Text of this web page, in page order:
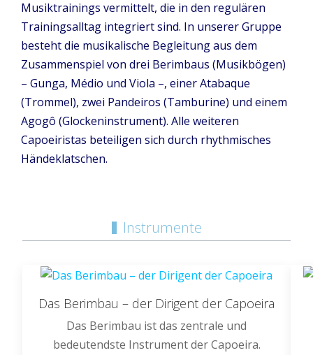
Musiktrainings vermittelt, die in den regulären
Trainingsalltag integriert sind. In unserer Gruppe
besteht die musikalische Begleitung aus dem
Zusammenspiel von drei Berimbaus (Musikbögen)
– Gunga, Médio und Viola –, einer Atabaque
(Trommel), zwei Pandeiros (Tamburine) und einem
Agogô (Glockeninstrument). Alle weiteren
Capoeiristas beteiligen sich durch rhythmisches
Händeklatschen.
Instrumente
Das Berimbau – der Dirigent der Capoeira
Das Berimbau ist das zentrale und
bedeutendste Instrument der Capoeira.